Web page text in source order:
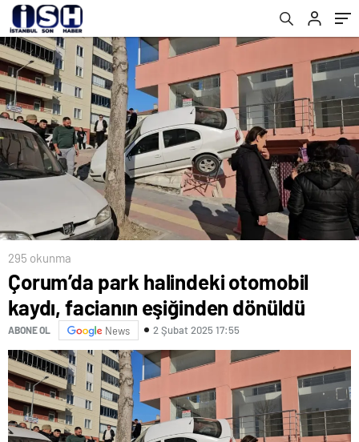
295 okunma
Çorum’da park halindeki otomobil
kaydı, facianın eşiğinden dönüldü
ABONE OL News 2 Şubat 2025 17:55